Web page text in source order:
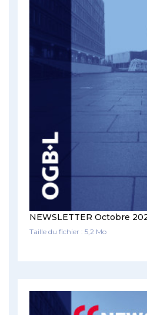
NEWSLETTER Octobre
Taille du fichier : 5,2 Mo